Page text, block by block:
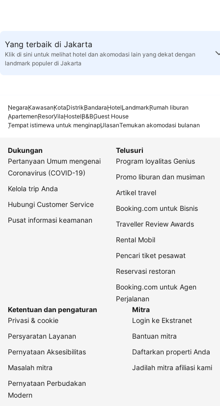
Yang terbaik di Jakarta
Klik di sini untuk melihat hotel dan akomodasi lain yang dekat dengan
landmark populer di Jakarta
NegaraKawasanKotaDistrikBandaraHotelLandmarkRumah liburan
ApartemenResorVilaHostelB&BGuest House
Tempat istimewa untuk menginapUlasanTemukan akomodasi bulanan
Dukungan
Pertanyaan Umum mengenai
Coronavirus (COVID-19)
Kelola trip Anda
Hubungi Customer Service
Pusat informasi keamanan
Telusuri
Program loyalitas Genius
Promo liburan dan musiman
Artikel travel
Booking.com untuk Bisnis
Traveller Review Awards
Rental Mobil
Pencari tiket pesawat
Reservasi restoran
Booking.com untuk Agen
Perjalanan
Ketentuan dan pengaturan
Privasi & cookie
Persyaratan Layanan
Pernyataan Aksesibilitas
Masalah mitra
Pernyataan Perbudakan
Modern
Mitra
Login ke Ekstranet
Bantuan mitra
Daftarkan properti Anda
Jadilah mitra afiliasi kami